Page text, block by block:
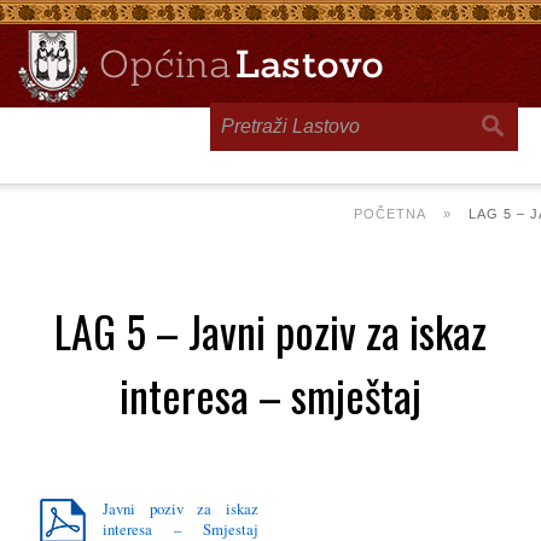
POČETNA » LAG 5 –
LAG 5 – Javni poziv za iskaz
interesa – smještaj
Javni poziv za iskaz
interesa – Smjestaj